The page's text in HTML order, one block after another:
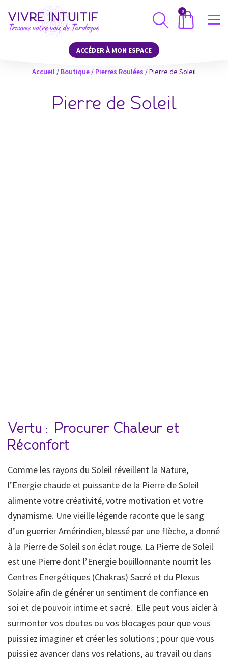
0
ACCÉDER À MON ESPACE
Accueil / Boutique / Pierres Roulées / Pierre de Soleil
Pierre de Soleil
Vertu : Procurer Chaleur et
Réconfort
Comme les rayons du Soleil réveillent la Nature,
l’Energie chaude et puissante de la Pierre de Soleil
alimente votre créativité, votre motivation et votre
dynamisme. Une vieille légende raconte que le sang
d’un guerrier Amérindien, blessé par une flèche, a donné
à la Pierre de Soleil son éclat rouge. La Pierre de Soleil
est une Pierre dont l’Energie bouillonnante nourrit les
Centres Energétiques (Chakras) Sacré et du Plexus
Solaire afin de générer un sentiment de confiance en
soi et de pouvoir intime et sacré. Elle peut vous aider à
surmonter vos doutes ou vos blocages pour que vous
puissiez imaginer et créer les solutions ; pour que vous
puissiez avancer dans vos relations, au travail ou dans